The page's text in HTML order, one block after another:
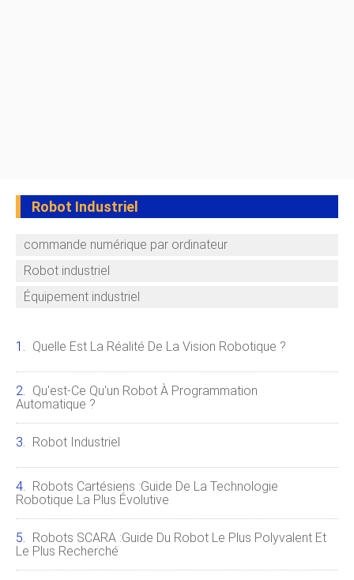
Robot Industriel
commande numérique par ordinateur
Robot industriel
Équipement industriel
Quelle Est La Réalité De La Vision Robotique ?
Qu'est-Ce Qu'un Robot À Programmation
Automatique ?
Robot Industriel
Robots Cartésiens :Guide De La Technologie
Robotique La Plus Évolutive
Robots SCARA :Guide Du Robot Le Plus Polyvalent Et
Le Plus Recherché